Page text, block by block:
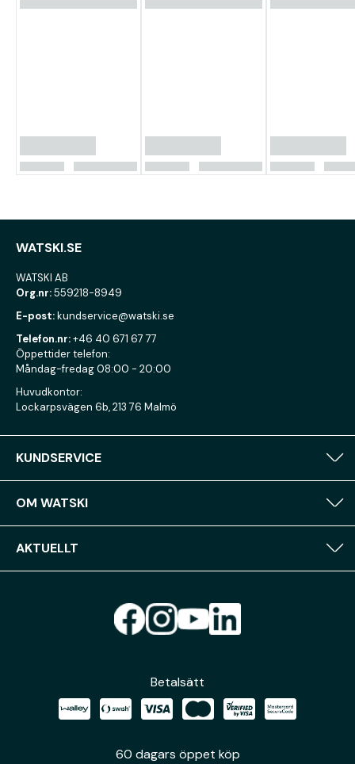
WATSKI.SE
WATSKI AB
Org.nr:559218-8949
E-post:kundservice@watski.se
Telefon.nr:+46 40 671 67 77
Öppettider telefon:
Måndag-fredag 08:00 - 20:00
Huvudkontor:
Lockarpsvägen 6b, 213 76 Malmö
KUNDSERVICE
OM WATSKI
AKTUELLT
Betalsätt
60 dagars öppet köp